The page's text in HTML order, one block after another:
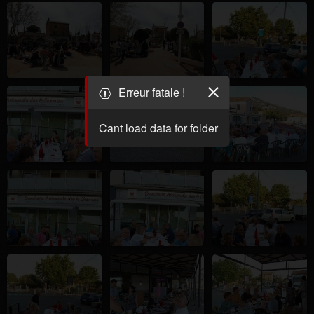
Erreur fatale !
Cant load data for folder